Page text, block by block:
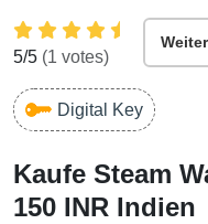
5/5 (1 votes)
Digital Key
Kaufe Steam
150 INR Indien